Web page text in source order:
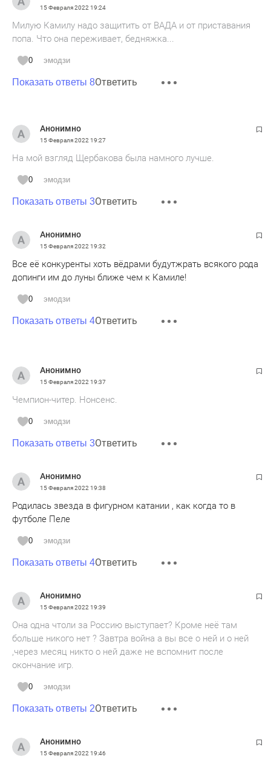
15 Февраля 2022 19:24
Милую Камилу надо защитить от ВАДА и от приставания
попа. Что она переживает, бедняжка...
0 эмодзи
Показать ответы 8Ответить
Анонимно
15 Февраля 2022 19:27
На мой взгляд Щербакова была намного лучше.
0 эмодзи
Показать ответы 3Ответить
Анонимно
15 Февраля 2022 19:32
Все её конкуренты хоть вёдрами будутжрать всякого рода
допинги им до луны ближе чем к Камиле!
0 эмодзи
Показать ответы 4Ответить
Анонимно
15 Февраля 2022 19:37
Чемпион-читер. Нонсенс.
0 эмодзи
Показать ответы 3Ответить
Анонимно
15 Февраля 2022 19:38
Родилась звезда в фигурном катании , как когда то в
футболе Пеле
0 эмодзи
Показать ответы 4Ответить
Анонимно
15 Февраля 2022 19:39
Она одна чтоли за Россию выступает? Кроме неё там
больше никого нет ? Завтра война а вы все о ней и о ней
,через месяц никто о ней даже не вспомнит после
окончание игр.
0 эмодзи
Показать ответы 2Ответить
Анонимно
15 Февраля 2022 19:46